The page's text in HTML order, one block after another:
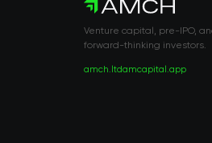
Venture capital, pre-IPO,
forward-thinking investors.
amch.ltdamcapital.app